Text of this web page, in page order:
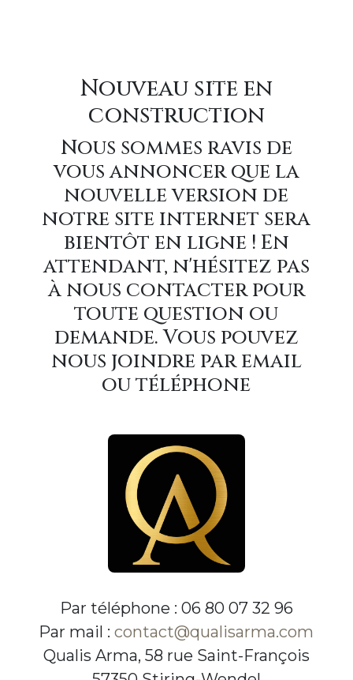
Nouveau site en
construction
Nous sommes ravis de
vous annoncer que la
nouvelle version de
notre site internet sera
bientôt en ligne ! En
attendant, n'hésitez pas
à nous contacter pour
toute question ou
demande. Vous pouvez
nous joindre par email
ou téléphone
Par téléphone : 06 80 07 32 96
Par mail :contact@qualisarma.com
Qualis Arma, 58 rue Saint-François